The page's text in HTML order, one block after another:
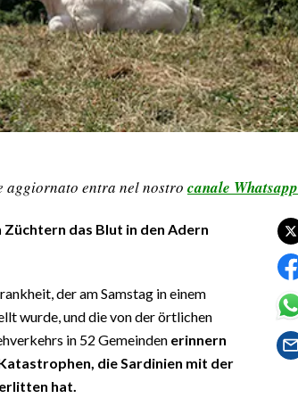
aggiornato entra nel nostro canale Whatsapp
das Blut in den Adern
der am Samstag in einem
wurde, und die von der örtlichen
in 52 Gemeinden erinnern
die Sardinien mit der
hat.